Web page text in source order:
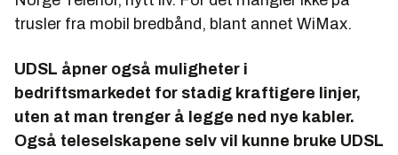
trusler fra mobil bredbånd, blant annet WiMax.
UDSL åpner også muligheter i
bedriftsmarkedet for stadig kraftigere linjer,
uten at man trenger å legge ned nye kabler.
Også teleselskapene selv vil kunne bruke UDSL